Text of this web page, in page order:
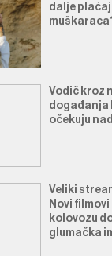
dalje
Vodič kroz
događanja
očekuju
Veliki
Novi filmovi
kolovozu
glumačka